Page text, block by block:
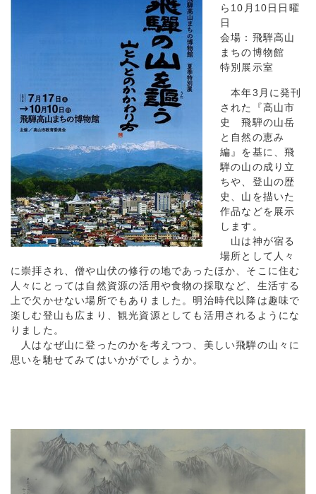
ら10月10日日曜
日
会場：飛騨高山
まちの博物館
特別展示室
本年3月に発刊
された『高山市
史 飛騨の山岳
と自然の恵み
編』を基に、飛
騨の山の成り立
ちや、登山の歴
史、山を描いた
作品などを展示
します。
山は神が宿る
場所として人々
に崇拝され、僧や山伏の修行の地であったほか、そこに住む
人々にとっては自然資源の活用や食物の採取など、生活する
上で欠かせない場所でもありました。明治時代以降は趣味で
楽しむ登山も広まり、観光資源としても活用されるようにな
りました。
人はなぜ山に登ったのかを考えつつ、美しい飛騨の山々に
思いを馳せてみてはいかがでしょうか。